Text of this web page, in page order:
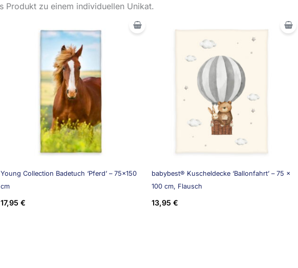
Produkt zu einem individuellen Unikat.
Young Collection Badetuch ‘Pferd’ – 75×150
cm
17,95 €
babybest® Kuscheldecke ‘Ballonfahrt’ – 75 x
100 cm, Flausch
13,95 €